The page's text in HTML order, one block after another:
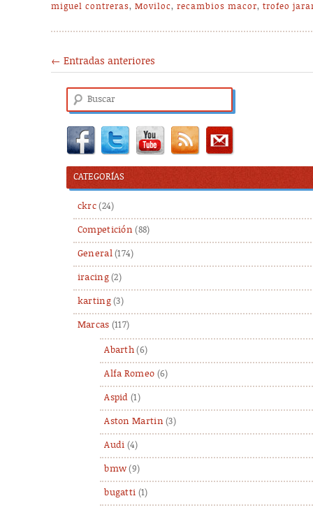
miguel contreras,Moviloc,recambios macor,trofeo
← Entradas anteriores
Buscar
CATEGORÍAS
ckrc(24)
Competición (88)
General(174)
iracing(2)
karting(3)
Marcas (117)
Abarth (6)
Alfa Romeo (6)
Aspid (1)
Aston Martin (3)
Audi (4)
bmw (9)
bugatti (1)